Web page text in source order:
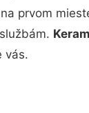
prvom
vás.